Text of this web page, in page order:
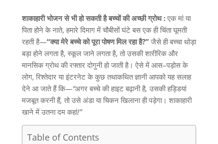
शाकाहारी भोजन से भी हो सकती है बच्चों की अच्छी ग्रोथ :एक मां या
पिता होने के नाते, हमारे दिमाग में चौबीसों घंटे बस एक ही चिंता घूमती
रहती है—“क्या मेरे बच्चे को पूरा पोषण मिल रहा है?” जैसे ही बच्चा थोड़ा
बड़ा होने लगता है, स्कूल जाने लगता है, तो उसकी शारीरिक और
मानसिक ग्रोथ की रफ्तार दोगुनी हो जाती है। ऐसे में आस–पड़ोस के
लोग, रिश्तेदार या इंटरनेट के कुछ तथाकथित ज्ञानी आपको यह सलाह
देने आ जाते हैं कि—“अगर बच्चे की हाइट बढ़ानी है, उसकी हड्डियां
मजबूत करनी हैं, तो उसे अंडा या चिकन खिलाना ही पड़ेगा। शाकाहारी
खाने में उतना दम कहां!”
Table of Contents